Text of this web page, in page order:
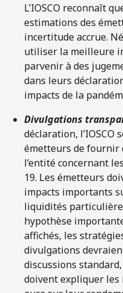
L’IOSCO reconnaît
estimations des
incertitude accrue.
utiliser la meilleure
parvenir à des
dans leurs
impacts de la
Divulgations
déclaration, l’IOSCO
émetteurs de fournir
l’entité concernant
19. Les émetteurs
impacts importants
liquidités
hypothèse
affichés, les
divulgations
discussions
doivent expliquer les